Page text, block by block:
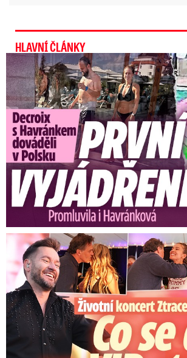
dosáhla v první únorové dekádě
teplota 6,7 stupně Celsia.
Potvrdila se přitom předpověď,
nejteplejším dnem týdne a
teploty se budou zastavovat až
případně výše, což jsou teploty o
stupňů vyšší, než je pro toto
padat tak budou opět teplotní
Počasí se začne na horách
Výrazně se ochladí v hladině 850
výšce kolem 1,5 km a na horách
očekávají se i celodenní mrazy.
stále leží mezi 30 až 70 cm
sněhu, přírodní sníh najdeme až
HLAVNÍ ČLÁNKY
Exministryně s Havránkem dováděli v
Koncert Ztraceného na Letné: Jágr přišel s